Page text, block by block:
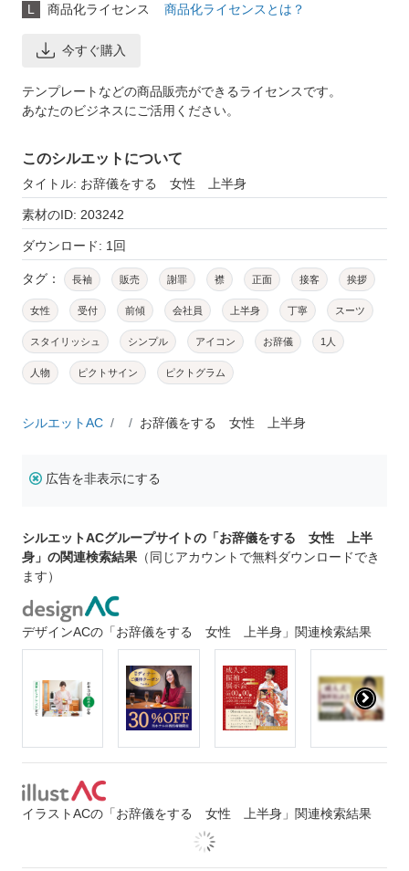
L 商品化ライセンス 商品化ライセンスとは？
今すぐ購入
テンプレートなどの商品販売ができるライセンスです。
あなたのビジネスにご活用ください。
このシルエットについて
タイトル: お辞儀をする 女性 上半身
素材のID: 203242
ダウンロード: 1回
タグ： 長袖 販売 謝罪 襟 正面 接客 挨拶
女性 受付 前傾 会社員 上半身 丁寧 スーツ
スタイリッシュ シンプル アイコン お辞儀 1人
人物 ピクトサイン ピクトグラム
シルエットAC お辞儀をする 女性 上半身
広告を非表示にする
シルエットACグループサイトの「お辞儀をする 女性 上半
身」の関連検索結果 （同じアカウントで無料ダウンロードでき
ます）
デザインACの「お辞儀をする 女性 上半身」関連検索結果
イラストACの「お辞儀をする 女性 上半身」関連検索結果